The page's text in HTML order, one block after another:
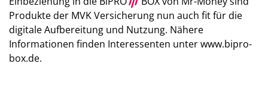
Produkte der MVK Versicherung nun auch fit für die
digitale Aufbereitung und Nutzung. Nähere
Informationen finden Interessenten unter www.bipro-
box.de.